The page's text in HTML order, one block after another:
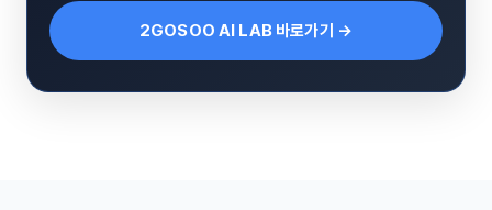
2GOSOO AI LAB 바로가기 →